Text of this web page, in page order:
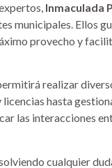
Inmaculada
municipales. Ellos
provecho y
realizar
hasta
las interacciones
cualquier